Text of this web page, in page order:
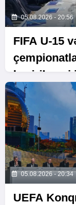
05.08.2026 - 20:56
FIFA U-15
keçirilməsi
05.08.2026 - 20:34
UEFA